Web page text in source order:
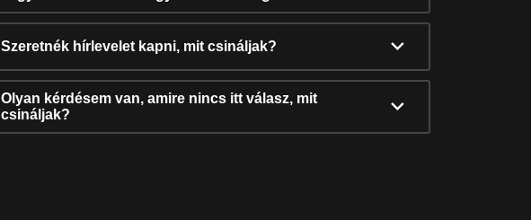
Szeretnék hírlevelet kapni, mit csináljak?
Olyan kérdésem van, amire nincs itt válasz, mit
csináljak?